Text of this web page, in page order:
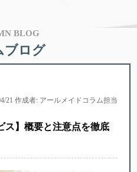
BLOG
ブログ
21 作成者: アールメイドコラム担当
ス】概要と注意点を徹底